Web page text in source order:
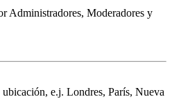
Administradores, Moderadores y
e.j. Londres, París, Nueva